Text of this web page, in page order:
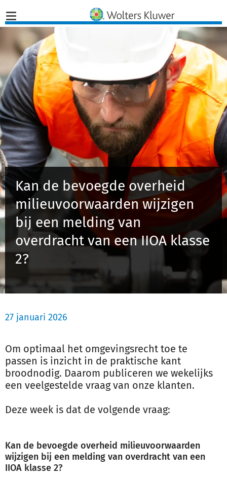
Home
Nieuws
Opinies
Infographics
Producten
Opleidingen
Juridisch Advies
Schulinck Omgevingsrecht Databank
Over ons
Registreren
Kan de bevoegde overheid
milieuvoorwaarden wijzigen
bij een melding van
overdracht van een IIOA klasse
2?
27 januari 2026
Om optimaal het omgevingsrecht toe te
passen is inzicht in de praktische kant
broodnodig. Daarom publiceren we wekelijks
een veelgestelde vraag van onze klanten.
Deze week is dat de volgende vraag:
Kan de bevoegde overheid milieuvoorwaarden
wijzigen bij een melding van overdracht van een
IIOA klasse 2?